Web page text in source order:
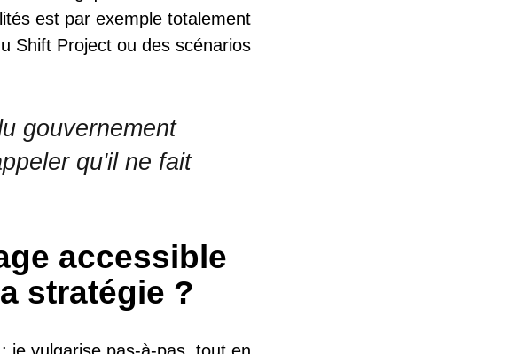
est par exemple totalement
Shift Project ou des scénarios
gouvernement
qu'il ne fait
accessible
stratégie ?